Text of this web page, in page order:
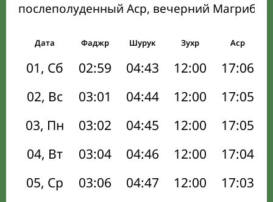
послеполуденный Аср, вечерний Магриб
Дата Фаджр Шурук Зухр Аср
01, Сб 02:59 04:43 12:00 17:06
02, Вс
03:01 04:44 12:00 17:05
03, Пн
03:02 04:45 12:00 17:05
04, Вт
03:04 04:46 12:00 17:04
05, Ср
03:06 04:47 12:00 17:03